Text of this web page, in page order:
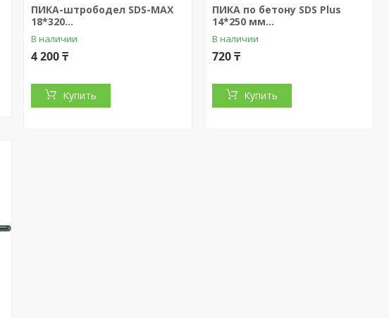
ПИКА-штрободел SDS-MAX
18*320...
В наличии
4 200 ₸
Купить
ПИКА по бетону SDS Plus
14*250 мм...
В наличии
720 ₸
Купить